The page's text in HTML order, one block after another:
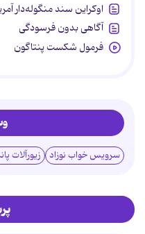
اوکراین سند منگوله‌دار
آگاهی بدون فرسودگی
فرمول شکست پنتاگون
سرویس خواب نوزاد زیورآلات